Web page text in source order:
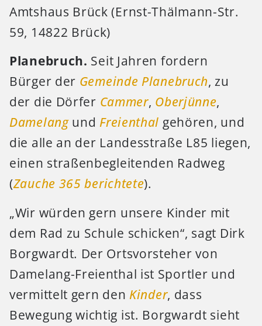
Amtshaus Brück (Ernst-Thälmann-Str.
59, 14822 Brück)
Planebruch. Seit Jahren fordern
Bürger der Gemeinde Planebruch, zu
der die Dörfer Cammer, Oberjünne,
Damelangund Freienthal gehören, und
die alle an der Landesstraße L85 liegen,
einen straßenbegleitenden Radweg
(Zauche 365 berichtete).
„Wir würden gern unsere Kinder mit
dem Rad zu Schule schicken“, sagt Dirk
Borgwardt. Der Ortsvorsteher von
Damelang-Freienthal ist Sportler und
vermittelt gern den Kinder, dass
Bewegung wichtig ist. Borgwardt sieht